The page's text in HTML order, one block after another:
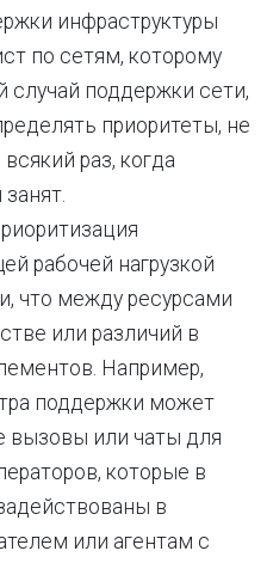
инфраструктуры
по сетям, которому
случай поддержки сети,
приоритеты, не
раз, когда
рабочей нагрузкой
что между ресурсами
или различий в
Например,
поддержки может
вызовы или чаты для
которые в
в
или агентам с